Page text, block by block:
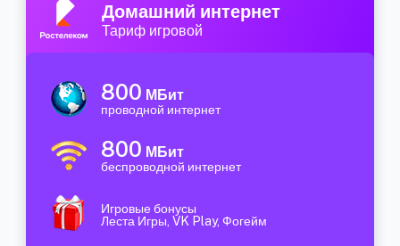
Домашний интернет
Тариф игровой
800 МБит
проводной интернет
800 МБит
беспроводной интернет
Игровые бонусы
Леста Игры, VK Play, Фогейм